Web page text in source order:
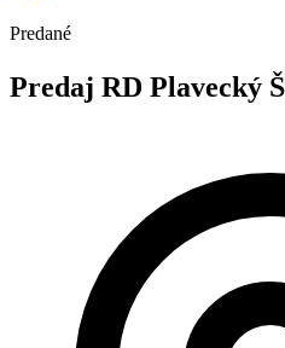
Predané
Predaj RD Plavecký